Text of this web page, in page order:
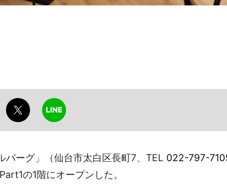
ーグ」（仙台市太白区長町7、TEL 022-797-
の1階にオープンした。